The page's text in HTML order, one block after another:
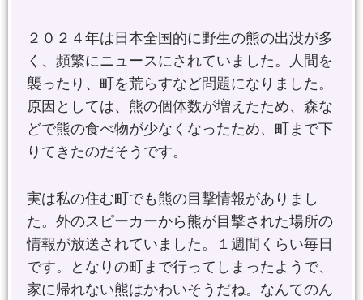
２０２４年は日本全国的に野生の熊の出没が多
く、頻繁にニュースにされていました。人間を
襲ったり、町を荒らすなど問題になりました。
原因としては、熊の個体数が増えたため、森な
どで熊の食べ物が少なくなったため、町まで下
りてきたのだそうです。
実は私の住む町でも熊の目撃情報がありまし
た。外のスピーカーから熊が目撃された場所の
情報が放送されていました。１週間くらい毎日
です。となりの町まで行ってしまったようで、
家に帰れない熊はかわいそうだね。なんてのん